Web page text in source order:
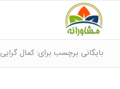
بایگانی برچسب برای: کمال گرایی pdf